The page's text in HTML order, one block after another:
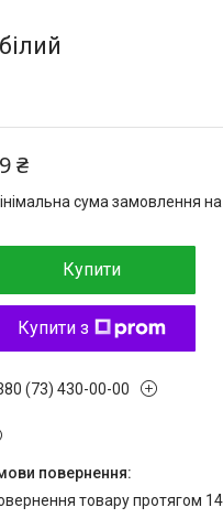
₴
сума замовлення
Купити
Купити з
(73) 430-00-00
товару протягом 14